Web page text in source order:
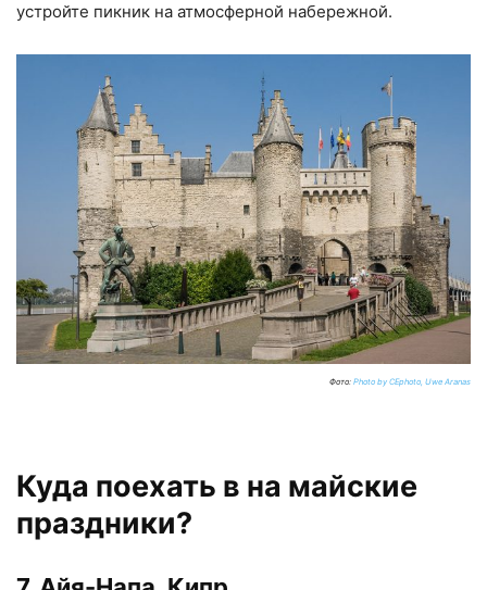
устройте пикник на атмосферной набережной.
Фото: Photo by CEphoto, Uwe Aranas
Куда поехать в на майские
праздники?